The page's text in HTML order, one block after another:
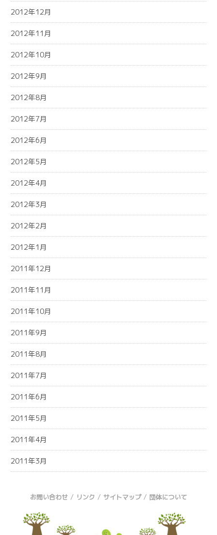
2012年12月
2012年11月
2012年10月
2012年9月
2012年8月
2012年7月
2012年6月
2012年5月
2012年4月
2012年3月
2012年2月
2012年1月
2011年12月
2011年11月
2011年10月
2011年9月
2011年8月
2011年7月
2011年6月
2011年5月
2011年4月
2011年3月
お問い合わせ / リンク / サイトマップ / 団体について